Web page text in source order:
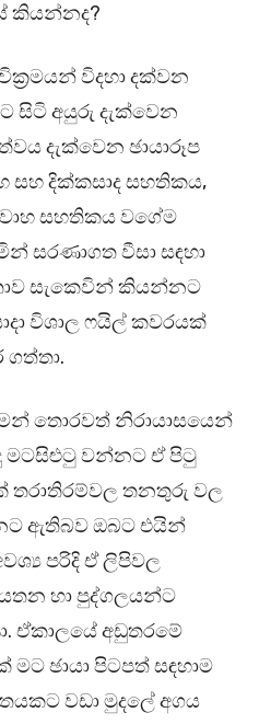
කියන්නද?
විදහා දක්වන
සිටි අයුරු දැක්වෙන
දැක්වෙන ඡායාරූප
සහ දික්කසාද සහතිකය,
සහතිකය වගේම
සරණාගත වීසා සඳහා
සැකෙවින් කියන්නට
විශාල ෆයිල් කවරයක්
තොරවත් නිරායාසයෙන්
මටසිළුටු වන්නට ඒ පිටු
තරාතිරම්වල තනතුරු වල
ඇතිබව ඔබට එයින්
පරිදි ඒ ලිපිවල
හා පුද්ගලයන්ට
ඒකාලයේ අඩුතරමේ
ඡායා පිටපත් සඳහාම
වඩා මුදලේ අගය